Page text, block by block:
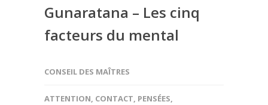
Gunaratana – Les cinq
facteurs du mental
CONSEIL DES MAÎTRES
ATTENTION, CONTACT, PENSÉES,